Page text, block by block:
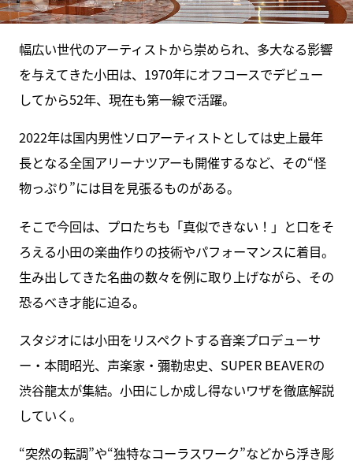
幅広い世代のアーティストから崇められ、多大なる影響
を与えてきた小田は、1970年にオフコースでデビュー
してから52年、現在も第一線で活躍。
2022年は国内男性ソロアーティストとしては史上最年
長となる全国アリーナツアーも開催するなど、その“怪
物っぷり”には目を見張るものがある。
そこで今回は、プロたちも「真似できない！」と口をそ
ろえる小田の楽曲作りの技術やパフォーマンスに着目。
生み出してきた名曲の数々を例に取り上げながら、その
恐るべき才能に迫る。
スタジオには小田をリスペクトする音楽プロデューサ
ー・本間昭光、声楽家・彌勒忠史、SUPER BEAVERの
渋谷龍太が集結。小田にしか成し得ないワザを徹底解説
していく。
“突然の転調”や“独特なコーラスワーク”などから浮き彫